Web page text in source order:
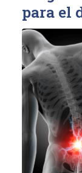
para el